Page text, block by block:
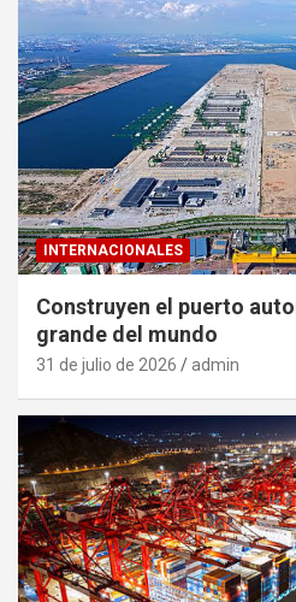
INTERNACIONALES
Construyen el puerto
grande del mundo
31 de julio de 2026 admin